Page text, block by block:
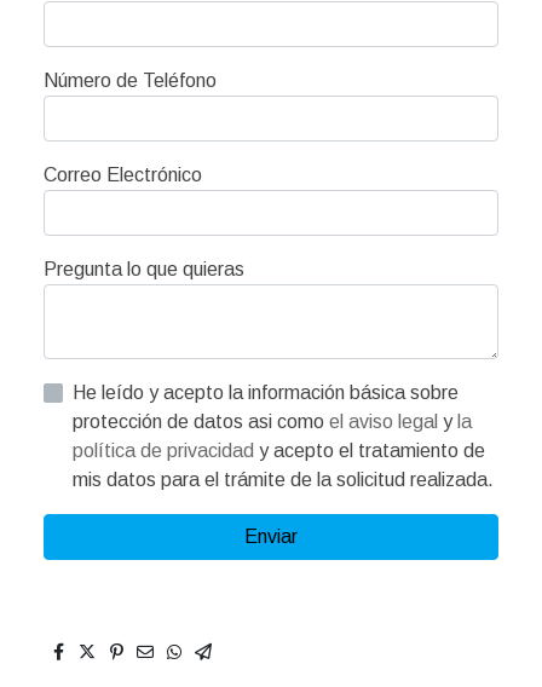
Número de Teléfono
Correo Electrónico
Pregunta lo que quieras
He leído y acepto la información básica sobre
protección de datos asi como el aviso legal y la
política de privacidad y acepto el tratamiento de
mis datos para el trámite de la solicitud realizada.
Enviar